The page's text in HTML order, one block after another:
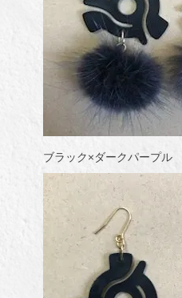
ブラック×ダークパープル